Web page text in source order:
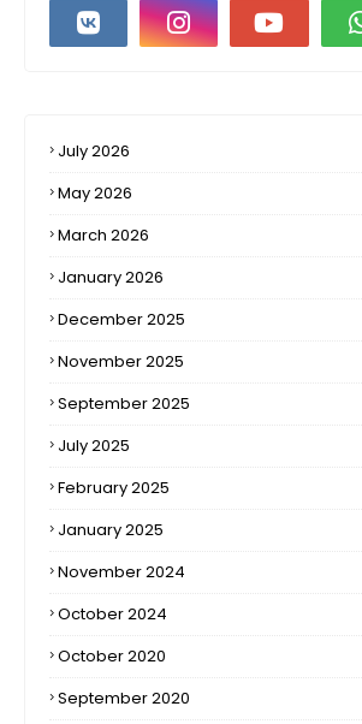
July 2026
May 2026
March 2026
January 2026
December 2025
November 2025
September 2025
July 2025
February 2025
January 2025
November 2024
October 2024
October 2020
September 2020